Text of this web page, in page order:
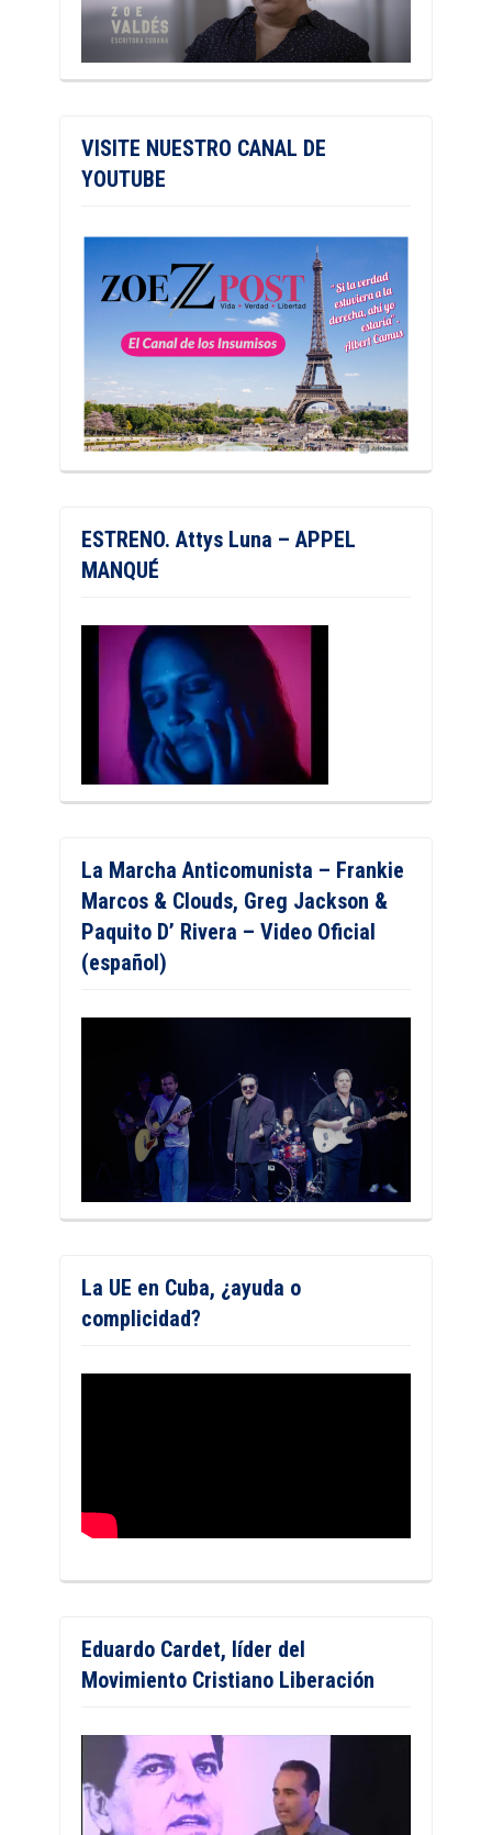
VISITE NUESTRO CANAL DE
YOUTUBE
ESTRENO. Attys Luna – APPEL
MANQUÉ
La Marcha Anticomunista – Frankie
Marcos & Clouds, Greg Jackson &
Paquito D’ Rivera – Video Oficial
(español)
La UE en Cuba, ¿ayuda o
complicidad?
Eduardo Cardet, líder del
Movimiento Cristiano Liberación